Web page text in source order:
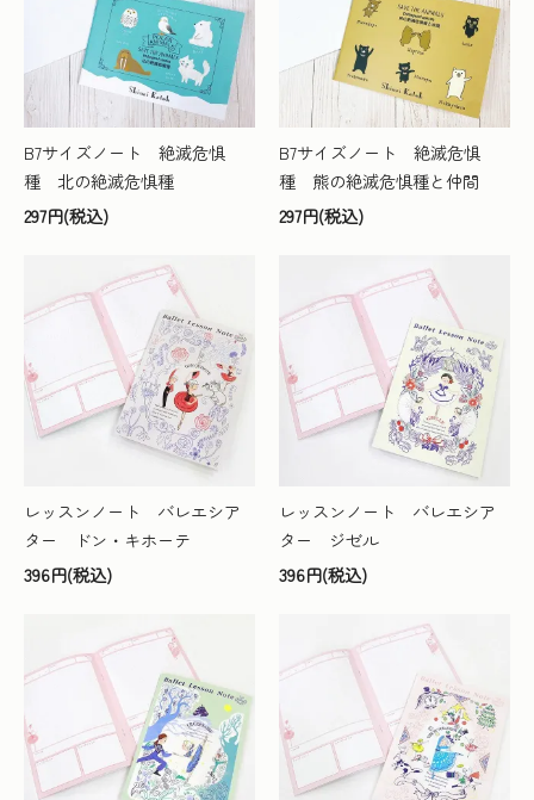
B7サイズノート 絶滅危惧
種 北の絶滅危惧種
297円(税込)
B7サイズノート 絶滅危惧
種 熊の絶滅危惧種と仲間
297円(税込)
レッスンノート バレエシア
ター ドン・キホーテ
396円(税込)
レッスンノート バレエシア
ター ジゼル
396円(税込)